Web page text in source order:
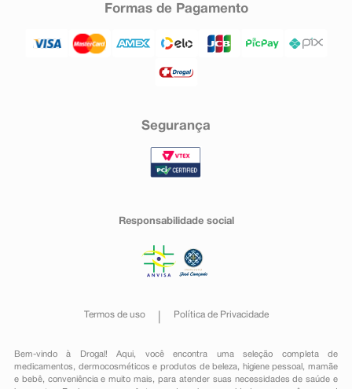
Formas de Pagamento
Segurança
Responsabilidade social
Termos de uso Política de Privacidade
Bem-vindo à Drogal! Aqui, você encontra uma seleção completa de
medicamentos , dermocosméticos e produtos de beleza, higiene pessoal ,mamãe
e bebê, conveniênciae muito mais, para atender suas necessidades de saúde e